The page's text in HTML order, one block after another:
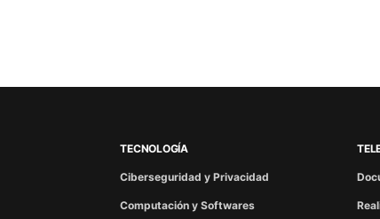
TECNOLOGÍA
Ciberseguridad y Privacidad
Computación y Softwares